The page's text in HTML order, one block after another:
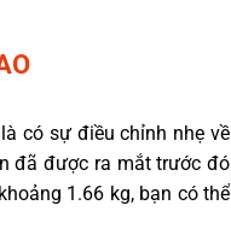
có sự điều chỉnh nhẹ về
đã được ra mắt trước đó
1.66 kg, bạn có thể